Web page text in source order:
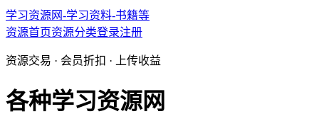
学习资源网-学习资料-书籍等
资源首页资源分类登录注册
资源交易 · 会员折扣 · 上传收益
各种学习资源网